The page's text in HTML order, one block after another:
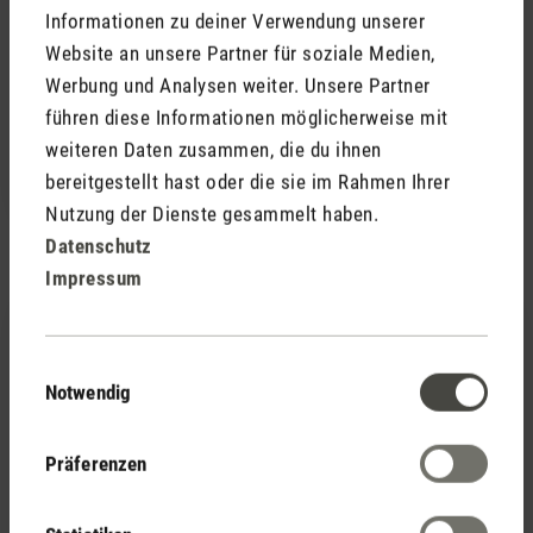
Informationen zu deiner Verwendung unserer
Website an unsere Partner für soziale Medien,
Werbung und Analysen weiter. Unsere Partner
führen diese Informationen möglicherweise mit
weiteren Daten zusammen, die du ihnen
bereitgestellt hast oder die sie im Rahmen Ihrer
Nutzung der Dienste gesammelt haben.
Datenschutz
Impressum
Notwendig
Präferenzen
Laufzeit des Akkus ist auch sehr bemerkenswert, da
dieser über mehrere Tage anhält, trotz täglichem
Gebrauch.
Sophie ist meiner Meinung nach Perfekt für warme
Sommerabende draussen und alle, welche es drinnen
noch gemütlicher haben wollen :)
Bewertung mit 5 von 5 Sternen
wieder ein highlight mehr von Stadler Form!
durchdachter Idee und Produktgestaltung, eine
Einfach zu laden, zu betreiben und zu reinigen - alles